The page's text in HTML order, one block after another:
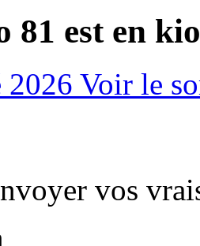
81 est en
2026 Voir le
vos